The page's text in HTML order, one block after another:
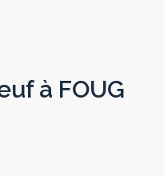
à FOUG